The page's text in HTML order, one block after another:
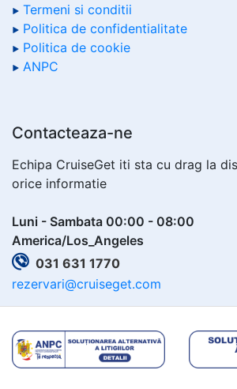
Termeni si conditii
Politica de confidentialitate
Politica de cookie
ANPC
Contacteaza-ne
Echipa CruiseGet iti sta cu drag la
orice informatie
Luni - Sambata 00:00 - 08:00
America/Los_Angeles
031 631 1770
rezervari@cruiseget.com